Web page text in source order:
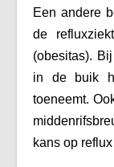
Een andere
de
(obesitas).
in de buik
toeneemt.
kans op